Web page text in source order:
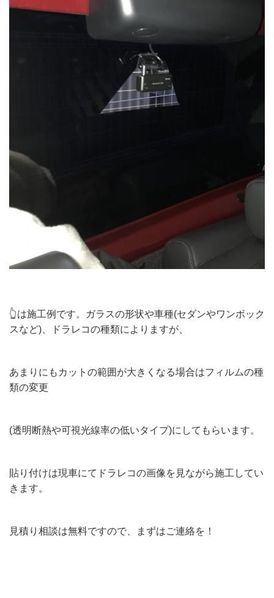
👆は施工例です。ガラスの形状や車種(セダンやワンボック
スなど)、ドラレコの種類によりますが、
あまりにもカットの範囲が大きくなる場合はフィルムの種
類の変更
(透明断熱や可視光線率の低いタイプ)にしてもらいます。
貼り付けは現車にてドラレコの画像を見ながら施工してい
きます。
見積り相談は無料ですので、まずはご連絡を！